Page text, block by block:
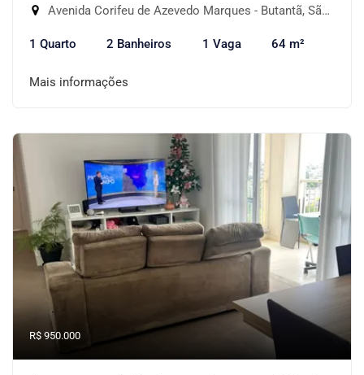
Avenida Corifeu de Azevedo Marques - Butantã, São Paulo-SP
1 Quarto 2 Banheiros 1 Vaga 64 m²
Mais informações
R$ 950.000